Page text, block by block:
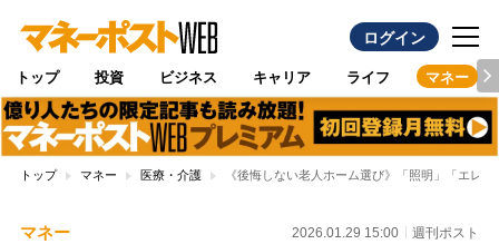
ログイン
トップ 投資 ビジネス キャリア ライフ マネー
トップ マネー 医療・介護 《後悔しない老人ホーム選び》「照明」「エレ
マネー 2026.01.29 15:00 週刊ポスト